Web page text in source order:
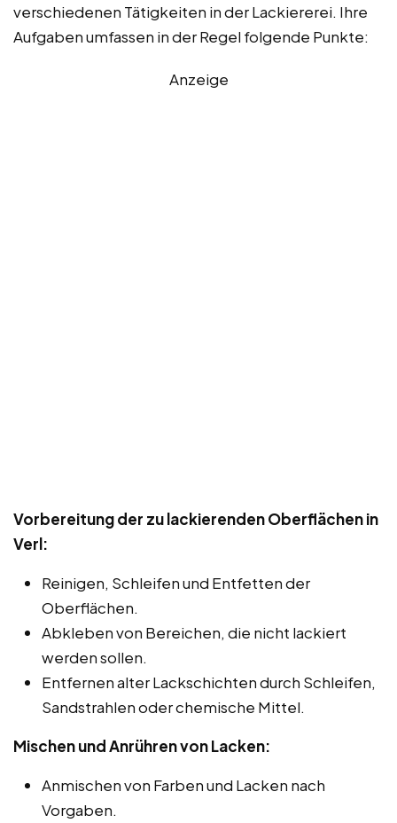
verschiedenen Tätigkeiten in der Lackiererei. Ihre
Aufgaben umfassen in der Regel folgende Punkte:
Anzeige
Vorbereitung der zu lackierenden Oberflächen in
Verl:
Reinigen, Schleifen und Entfetten der
Oberflächen.
Abkleben von Bereichen, die nicht lackiert
werden sollen.
Entfernen alter Lackschichten durch Schleifen,
Sandstrahlen oder chemische Mittel.
Mischen und Anrühren von Lacken:
Anmischen von Farben und Lacken nach
Vorgaben.